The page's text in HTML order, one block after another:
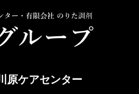
原ケアセンター